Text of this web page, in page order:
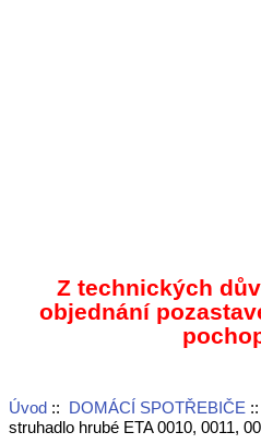
Z technických
objednání
Úvod:: DOMÁCÍ SPOTŘEBIČE ::
struhadlo hrubé ETA 0010, 0011,